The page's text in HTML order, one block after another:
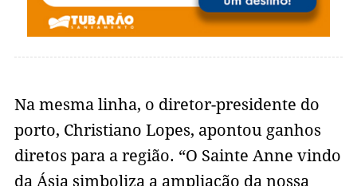
Na mesma linha, o diretor-presidente do
porto, Christiano Lopes, apontou ganhos
diretos para a região. “O Sainte Anne vindo
da Ásia simboliza a ampliação da nossa